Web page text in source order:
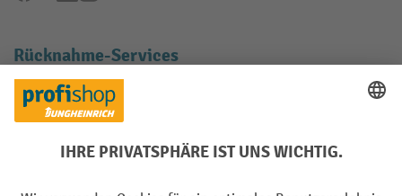
Rücknahme-Services
Elektrogeräte Rückname
Batterie Rückname